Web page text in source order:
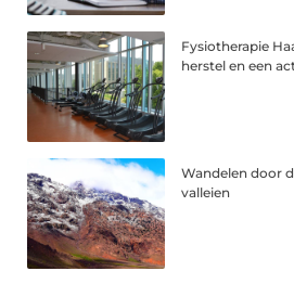
Fysiotherapie
herstel en een
Wandelen door
valleien